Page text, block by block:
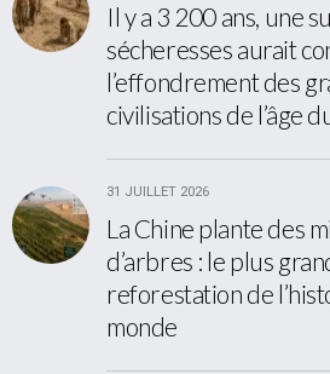
Il y a 3 200 ans, une
sécheresses aurait
l’effondrement des
civilisations de l’âge
31 JUILLET 2026
La Chine plante des
d’arbres : le plus
reforestation de
monde